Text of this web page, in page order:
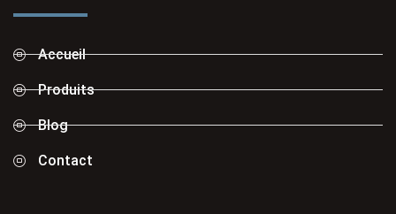
Accueil
Produits
Blog
Contact